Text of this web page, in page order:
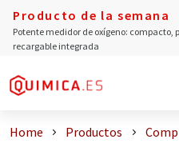
Producto de la semana
Potente medidor de oxígeno: compacto,
recargable integrada
Home Productos